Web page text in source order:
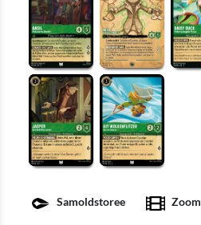
Samoldstoree